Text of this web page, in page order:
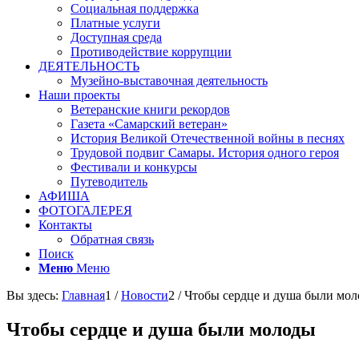
Социальная поддержка
Платные услуги
Доступная среда
Противодействие коррупции
ДЕЯТЕЛЬНОСТЬ
Музейно-выставочная деятельность
Наши проекты
Ветеранские книги рекордов
Газета «Самарский ветеран»
История Великой Отечественной войны в песнях
Трудовой подвиг Самары. История одного героя
Фестивали и конкурсы
Путеводитель
АФИША
ФОТОГАЛЕРЕЯ
Контакты
Обратная связь
Поиск
Меню Меню
Вы здесь: Главная1 / Новости2 / Чтобы сердце и душа были
Чтобы сердце и душа были молоды